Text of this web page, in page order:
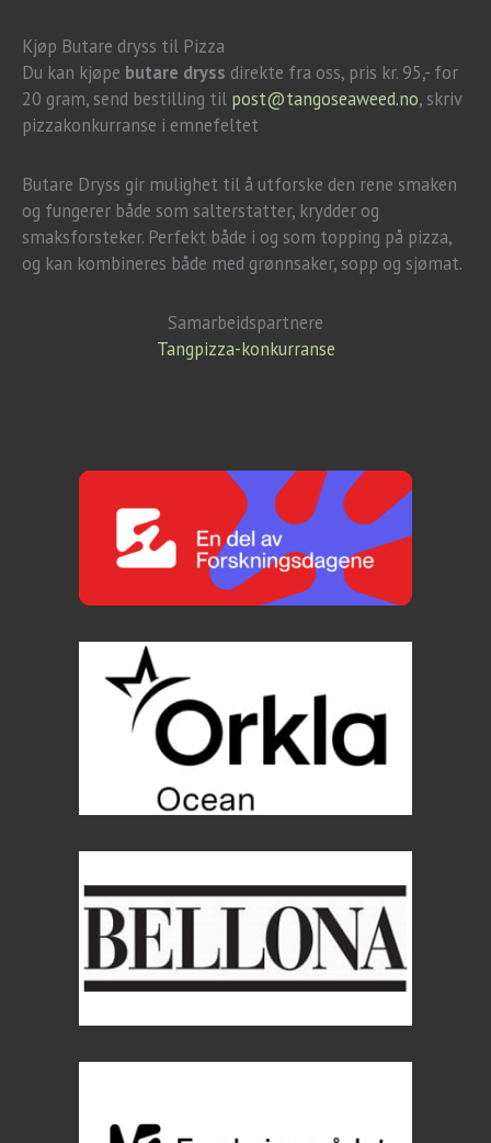
Kjøp Butare dryss til Pizza
Du kan kjøpe butare dryss direkte fra oss, pris kr. 95,- for
20 gram, send bestilling til post@tangoseaweed.no, skriv
pizzakonkurranse i emnefeltet
Butare Dryss gir mulighet til å utforske den rene smaken
og fungerer både som salterstatter, krydder og
smaksforsteker. Perfekt både i og som topping på pizza,
og kan kombineres både med grønnsaker, sopp og sjømat.
Samarbeidspartnere
Tangpizza-konkurranse